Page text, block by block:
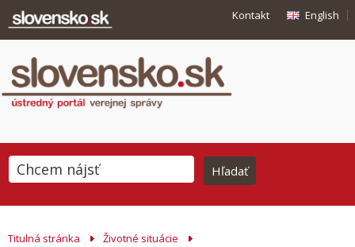
Kontakt English
Titulná stránka
Životné situácie